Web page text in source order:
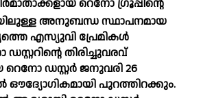
റെനോ ഗ്രൂപ്പിന്റെ
അനുബന്ധ സ്ഥാപനമായ
എസ്യുവി പ്രേമികള്‍
തിരിച്ചുവരവ്
റെനോ ഡസ്റ്റര്‍ ജനുവരി 26
ഔദ്യോഗികമായി പുറത്തിറക്കും.